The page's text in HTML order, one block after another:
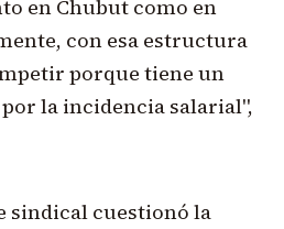
en Chubut como en
con esa estructura
porque tiene un
la incidencia salarial",
sindical cuestionó la